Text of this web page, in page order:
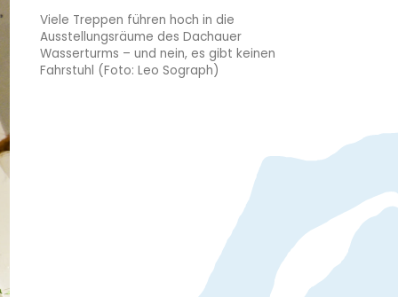
Viele Treppen führen hoch in die
Ausstellungsräume des Dachauer
Wasserturms – und nein, es gibt keinen
Fahrstuhl (Foto: Leo Sograph)